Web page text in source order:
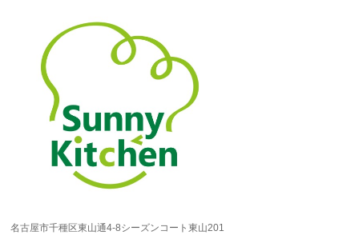
名古屋市千種区東山通4-8シーズンコート東山201